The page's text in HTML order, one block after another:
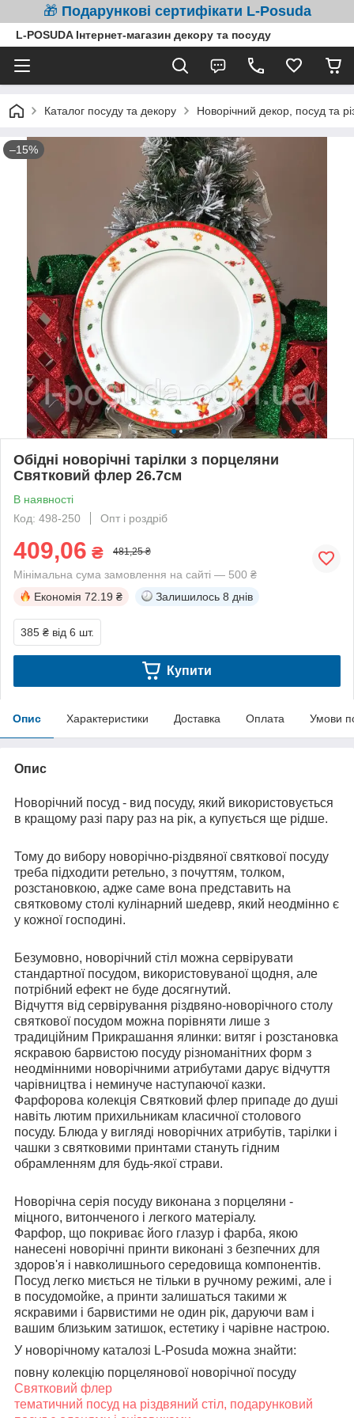
🎁 Подарункові сертифікати L-Posuda
L-POSUDA Інтернет-магазин декору та посуду
Каталог посуду та декору Новорічний декор, посуд та
–15%
Обідні новорічні тарілки з порцеляни
Святковий флер 26.7см
В наявності
Код: 498-250
Опт і роздріб
409,06 ₴ 481,25 ₴
Мінімальна сума замовлення на сайті — 500 ₴
Економія 72.19 ₴ Залишилось 8 днів
385 ₴ від 6 шт.
Купити
Опис Характеристики Доставка Оплата Умови
Опис
Новорічний посуд - вид посуду, який використовується
в кращому разі пару раз на рік, а купується ще рідше.
Тому до вибору новорічно-різдвяної святкової посуду
треба підходити ретельно, з почуттям, толком,
розстановкою, адже саме вона представить на
святковому столі кулінарний шедевр, який неодмінно є
у кожної господині.
Безумовно, новорічний стіл можна сервірувати
стандартної посудом, використовуваної щодня, але
потрібний ефект не буде досягнутий.
Відчуття від сервірування різдвяно-новорічного столу
святкової посудом можна порівняти лише з
традиційним Прикрашання ялинки: витяг і розстановка
яскравою барвистою посуду різноманітних форм з
неодмінними новорічними атрибутами дарує відчуття
чарівництва і неминуче наступаючої казки.
Фарфорова колекція Святковий флер припаде до душі
навіть лютим прихильникам класичної столового
посуду. Блюда у вигляді новорічних атрибутів, тарілки і
чашки з святковими принтами стануть гідним
обрамленням для будь-якої страви.
Новорічна серія посуду виконана з порцеляни -
міцного, витонченого і легкого матеріалу.
Фарфор, що покриває його глазур і фарба, якою
нанесені новорічні принти виконані з безпечних для
здоров'я і навколишнього середовища компонентів.
Посуд легко миється не тільки в ручному режимі, але і
в посудомойке, а принти залишаться такими ж
яскравими і барвистими не один рік, даруючи вам і
вашим близьким затишок, естетику і чарівне настрою.
У новорічному каталозі L-Posuda можна знайти:
повну колекцію порцелянової новорічної посуду
Святковий флер
тематичний посуд на різдвяний стіл, подарунковий